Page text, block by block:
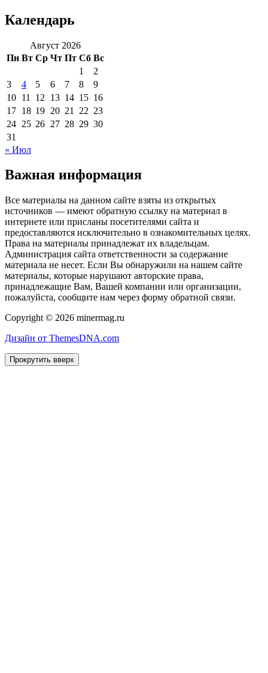
Календарь
Август 2026
Пн Вт Ср Чт Пт Сб Вс
1
2
3
4 5 6 7 8
9
10 11 12 13 14 15 16
17 18 19 20 21 22 23
24 25 26 27 28 29 30
31
« Июл
Важная информация
Все материалы на данном сайте взяты из открытых
источников — имеют обратную ссылку на материал в
интернете или присланы посетителями сайта и
предоставляются исключительно в ознакомительных целях.
Права на материалы принадлежат их владельцам.
Администрация сайта ответственности за содержание
материала не несет. Если Вы обнаружили на нашем сайте
материалы, которые нарушают авторские права,
принадлежащие Вам, Вашей компании или организации,
пожалуйста, сообщите нам через форму обратной связи.
Copyright © 2026 minermag.ru
Дизайн от ThemesDNA.com
Прокрутить вверх